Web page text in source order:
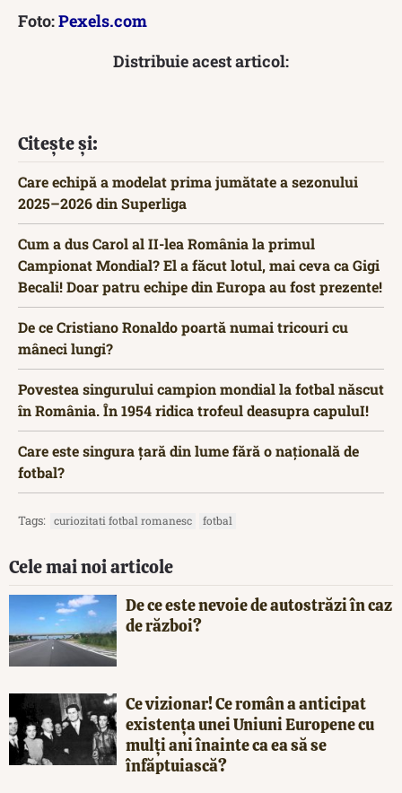
Foto:Pexels.com
Distribuie acest articol:
Citește și:
Care echipă a modelat prima jumătate a sezonului
2025–2026 din Superliga
Cum a dus Carol al II-lea România la primul
Campionat Mondial? El a făcut lotul, mai ceva ca Gigi
Becali! Doar patru echipe din Europa au fost prezente!
De ce Cristiano Ronaldo poartă numai tricouri cu
mâneci lungi?
Povestea singurului campion mondial la fotbal născut
în România. În 1954 ridica trofeul deasupra capuluI!
Care este singura țară din lume fără o națională de
fotbal?
Tags: curiozitati fotbal romanesc fotbal
Cele mai noi articole
De ce este nevoie de autostrăzi în caz
de război?
Ce vizionar! Ce român a anticipat
existența unei Uniuni Europene cu
mulți ani înainte ca ea să se
înfăptuiască?